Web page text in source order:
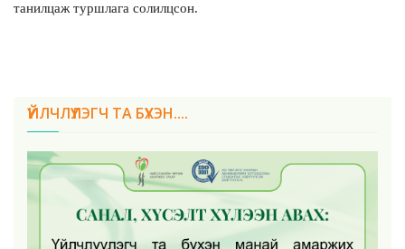
танилцаж туршлага солилцсон.
ҮЙЛЧЛҮҮЛЭГЧ ТА БҮХЭН....